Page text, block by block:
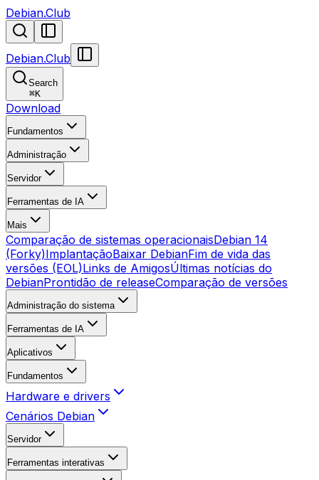
Debian.Club
Debian.Club
Search
⌘K
Download
Fundamentos
Administração
Servidor
Ferramentas de IA
Mais
Comparação de sistemas operacionaisDebian 14
(Forky)ImplantaçãoBaixar DebianFim de vida das
versões (EOL)Links de AmigosÚltimas notícias do
DebianProntidão de releaseComparação de versões
Administração do sistema
Ferramentas de IA
Aplicativos
Fundamentos
Hardware e drivers
Cenários Debian
Servidor
Ferramentas interativas